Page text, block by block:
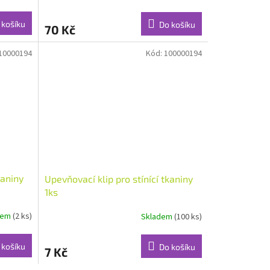
70 Kč Do košíku
(2 ks)
Upevňovací klip pro stínící tkaniny
1ks
Skladem (100 ks)
7 Kč Do košíku
Kód: 100000194